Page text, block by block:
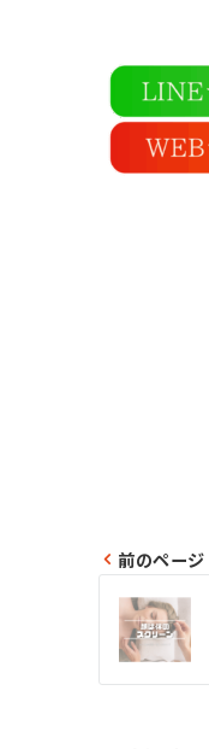
投
稿
ナ
前のページ